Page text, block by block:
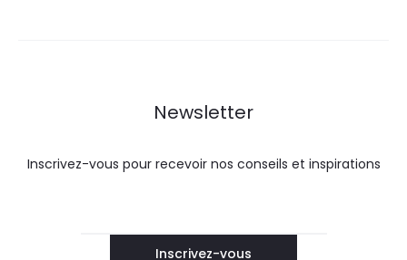
Newsletter
Inscrivez-vous pour recevoir nos conseils et inspirations